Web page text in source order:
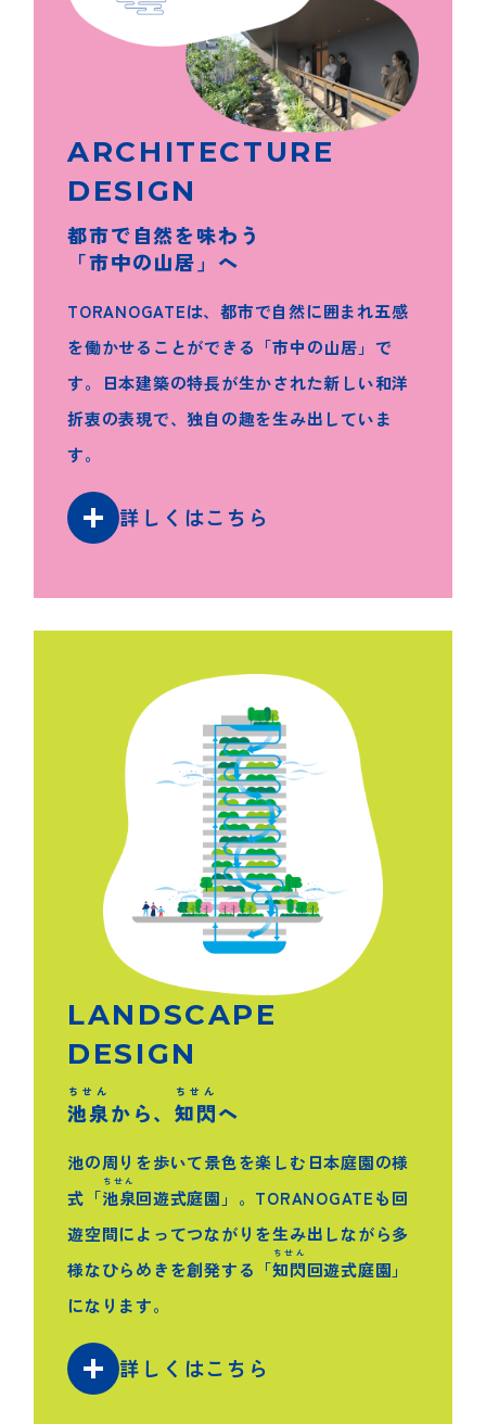
ARCHITECTURE
DESIGN
都市で自然を味わう
「市中の山居」へ
TORANOGATEは、都市で自然に囲まれ五感
を働かせることができる「市中の山居」で
す。日本建築の特長が生かされた新しい和洋
折衷の表現で、独自の趣を生み出していま
す。
詳しくはこちら
LANDSCAPE
DESIGN
池泉
ちせん
から、知閃
ちせん
へ
池の周りを歩いて景色を楽しむ日本庭園の様
式「池泉
ちせん
回遊式庭園」。TORANOGATEも回
遊空間によってつながりを生み出しながら多
様なひらめきを創発する「知閃
ちせん
回遊式庭園」
になります。
詳しくはこちら